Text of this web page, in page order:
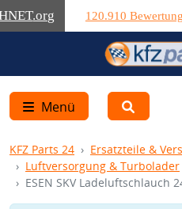
.org 120.910
Menü
KFZ Parts 24 Ersatzteile &
Luftversorgung & Turbolader
ESEN SKV Ladeluftschlauch